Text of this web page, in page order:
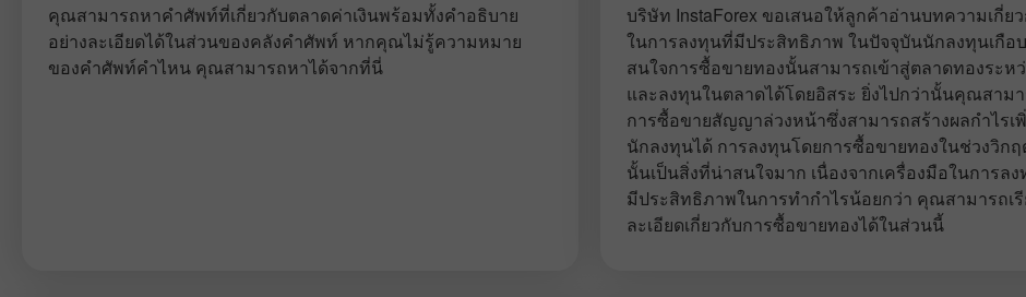
คุณสามารถหาคำศัพท์ที่เกี่ยวกับตลาดค่าเงินพร้อมทั้งคำอธิบาย
อย่างละเอียดได้ในส่วนของคลังคำศัพท์ หากคุณไม่รู้ความหมาย
ของคำศัพท์คำไหน คุณสามารถหาได้จากที่นี่
บริษัท InstaForex ขอเสนอให้ลูกค้าอ่านบทความเกี่ย
ในการลงทุนที่มีประสิทธิภาพ ในปัจจุบันนักลงทุนเกือ
สนใจการซื้อขายทองนั้นสามารถเข้าสู่ตลาดทองระห
และลงทุนในตลาดได้โดยอิสระ ยิ่งไปกว่านั้นคุณสาม
การซื้อขายสัญญาล่วงหน้าซึ่งสามารถสร้างผลกำไรเ
นักลงทุนได้ การลงทุนโดยการซื้อขายทองในช่วงวิกฤ
นั้นเป็นสิ่งที่น่าสนใจมาก เนื่องจากเครื่องมือในการ
มีประสิทธิภาพในการทำกำไรน้อยกว่า คุณสามารถเ
ละเอียดเกี่ยวกับการซื้อขายทองได้ในส่วนนี้
เปิดบัญชีสาธิต เปิดบัญชีจริง
เปิด
เปิ